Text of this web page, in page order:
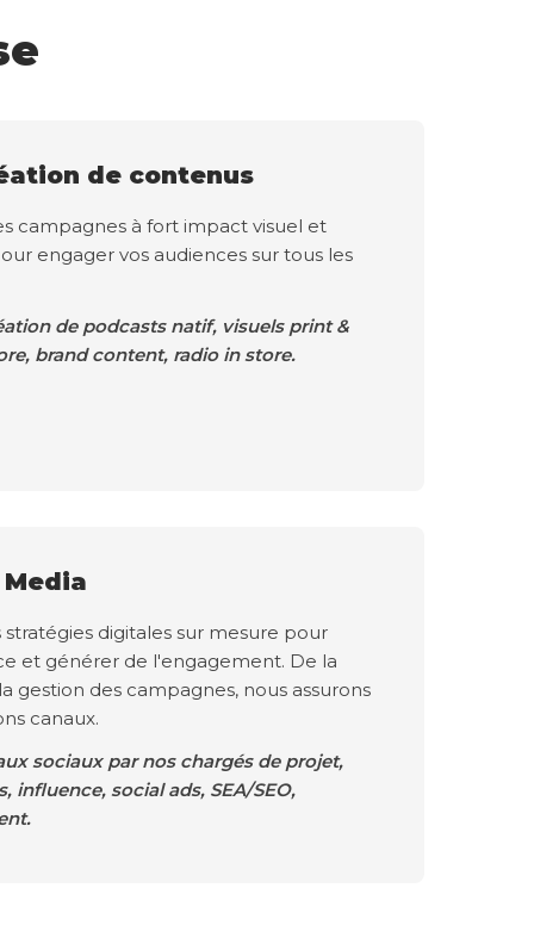
de contenus
campagnes à fort impact visuel et
engager vos audiences sur tous les
de podcasts natif, visuels print &
brand content, radio in store.
digitales sur mesure pour
et générer de l'engagement. De la
gestion des campagnes, nous assurons
canaux.
sociaux par nos chargés de projet,
influence, social ads, SEA/SEO,